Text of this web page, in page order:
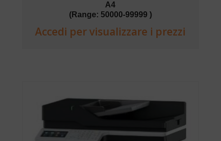
A4
(Range: 50000-99999 )
Accedi per visualizzare i prezzi